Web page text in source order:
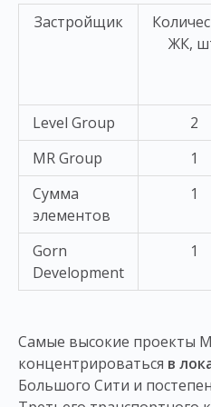
Застройщик
ЖК,
Level Group
2
MR Group
1
Сумма
элементов
1
Gorn
Development
1
Самые высокие проекты
концентрироваться в
Большого Сити и